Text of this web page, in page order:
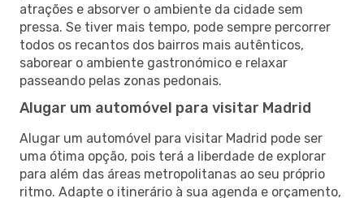
atrações e absorver o ambiente da cidade sem
pressa. Se tiver mais tempo, pode sempre percorrer
todos os recantos dos bairros mais autênticos,
saborear o ambiente gastronómico e relaxar
passeando pelas zonas pedonais.
Alugar um automóvel para visitar Madrid
Alugar um automóvel para visitar Madrid pode ser
uma ótima opção, pois terá a liberdade de explorar
para além das áreas metropolitanas ao seu próprio
ritmo. Adapte o itinerário à sua agenda e orçamento,